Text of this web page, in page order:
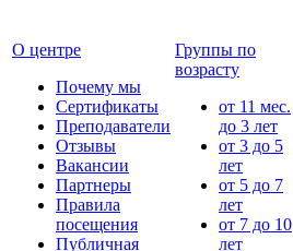
О центре
Почему мы
Сертификаты
Преподаватели
Отзывы
Вакансии
Партнеры
Правила
посещения
Публичная
Группы по
возрасту
от 11 мес.
до 3 лет
от 3 до 5
лет
от 5 до 7
лет
от 7 до 10
лет